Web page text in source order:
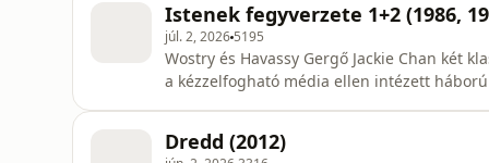
Istenek fegyverzete 1+2 (1986,
júl. 2, 2026 5195
Wostry és Havassy Gergő Jackie Chan két
a kézzelfogható média ellen intézett
https://bsky.app/profile/
Dredd (2012)